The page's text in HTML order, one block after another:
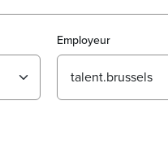
Employeur